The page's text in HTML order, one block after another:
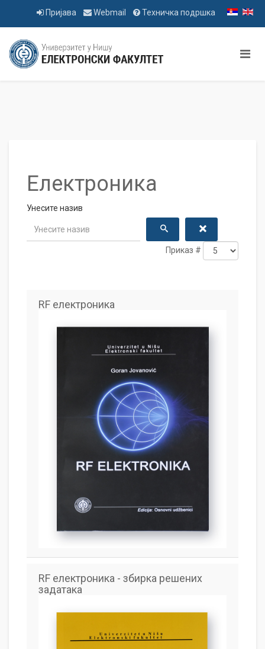
Пријава Webmail Техничка подршка
Електроника
Унесите назив
Приказ #
RF електроника
RF електроника - збирка решених
задатака